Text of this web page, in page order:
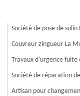
Société de pose de
Couvreur zingueur La
Travaux d'urgence fuite
Société de réparation
Artisan pour